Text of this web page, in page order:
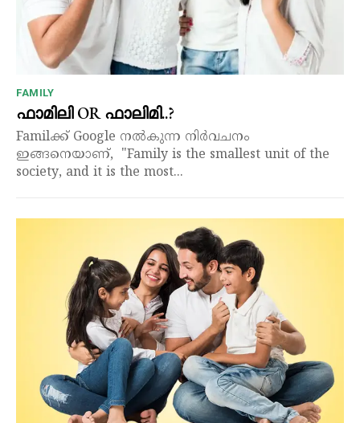
FAMILY
ഫാമിലി OR ഫാലിമി..?
Familക്ക് Google നൽകുന്ന നിർവചനം
ഇങ്ങനെയാണ്, "Family is the smallest unit of the
society, and it is the most...